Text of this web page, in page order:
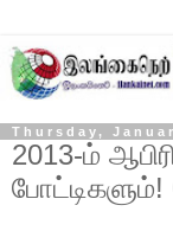
Thursday,
2013-ம்
போட்டிகளும்!